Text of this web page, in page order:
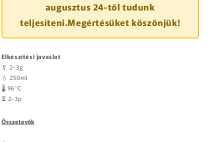
augusztus 24-től tudunk
teljesíteni.Megértésüket köszönjük!
Elkészítési javaslat
🥄 2-3g
💧 250ml
🌡️ 96°C
⏳ 2-3p
Összetevők